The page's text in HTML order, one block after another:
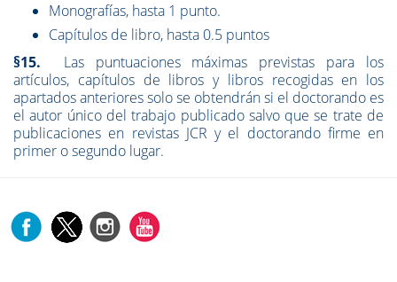
Monografías, hasta 1 punto.
Capítulos de libro, hasta 0.5 puntos
§15. Las puntuaciones máximas previstas para los
artículos, capítulos de libros y libros recogidas en los
apartados anteriores solo se obtendrán si el doctorando es
el autor único del trabajo publicado salvo que se trate de
publicaciones en revistas JCR y el doctorando firme en
primer o segundo lugar.